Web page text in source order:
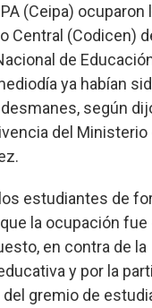
(Ceipa) ocuparon
Central (Codicen)
de
ya habían
según
del Ministerio
estudiantes de
la ocupación
en contra de la
y por la
del gremio de